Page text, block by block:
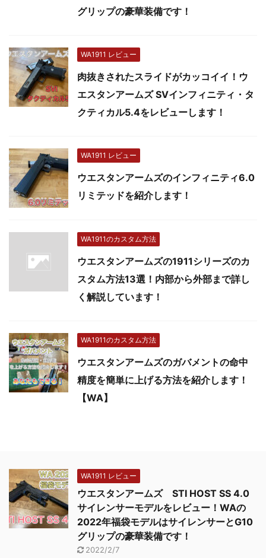
グリップの豪華装備です！
WA1911 レビュー
肉抜きされたスライドがカッコイイ！ウ
エスタンアームズ SVインフィニティ・タ
クティカル5.4をレビューします！
WA1911 レビュー
ウエスタンアームズのインフィニティ6.0
リミテッドを紹介します！
WA1911のカスタム方法
ウエスタンアームズの1911シリーズのカ
スタム方法13選！内部から外部まで詳し
く解説しています！
WA1911のカスタム方法
ウエスタンアームズのガバメントの命中
精度を簡単に上げる方法を紹介します！
【WA】
WA1911 レビュー
ウエスタンアームズ STI HOST SS 4.0
サイレンサーモデルをレビュー！WAの
2022年福袋モデルはサイレンサーとG10
グリップの豪華装備です！
2022/2/7